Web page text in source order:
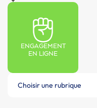
ENGAGEMENT
EN LIGNE
Choisir une rubrique